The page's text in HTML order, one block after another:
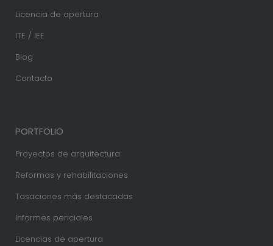
Licencia de apertura
ITE / IEE
Blog
Contacto
PORTFOLIO
Proyectos de arquitectura
Reformas y rehabilitaciones
Tasaciones más destacadas
Informes periciales
Licencias de apertura